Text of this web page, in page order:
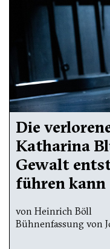
Die
Katharina
Gewalt
führen kann
von Heinrich Böll
Bühnenfassung von